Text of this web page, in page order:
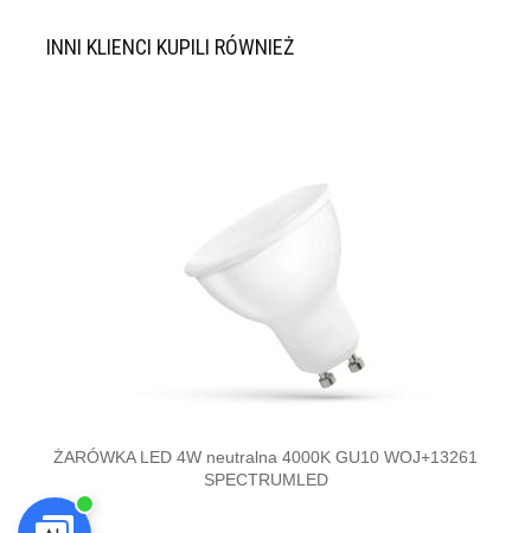
INNI KLIENCI KUPILI RÓWNIEŻ
ŻARÓWKA LED 4W neutralna 4000K GU10 WOJ+13261
SPECTRUMLED